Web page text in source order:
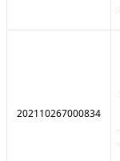
202110267000834